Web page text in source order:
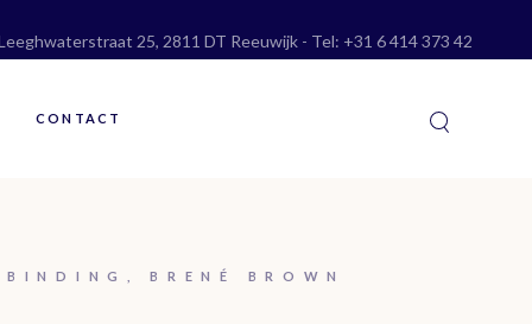
25, 2811 DT Reeuwijk - Tel: +31 6 414 373 42
CONTACT
BRENÉ BROWN